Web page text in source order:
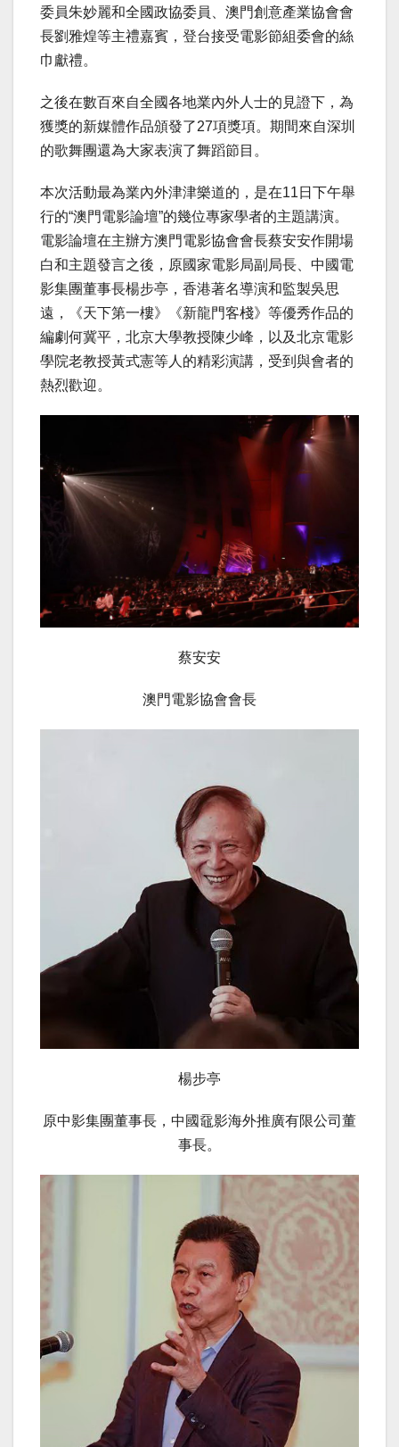
委員朱妙麗和全國政協委員、澳門創意產業協會會
長劉雅煌等主禮嘉賓，登台接受電影節組委會的絲
巾獻禮。
之後在數百來自全國各地業內外人士的見證下，為
獲獎的新媒體作品頒發了27項獎項。期間來自深圳
的歌舞團還為大家表演了舞蹈節目。
本次活動最為業內外津津樂道的，是在11日下午舉
行的“澳門電影論壇”的幾位專家學者的主題講演。
電影論壇在主辦方澳門電影協會會長蔡安安作開場
白和主題發言之後，原國家電影局副局長、中國電
影集團董事長楊步亭，香港著名導演和監製吳思
遠，《天下第一樓》《新龍門客棧》等優秀作品的
編劇何冀平，北京大學教授陳少峰，以及北京電影
學院老教授黃式憲等人的精彩演講，受到與會者的
熱烈歡迎。
蔡安安
澳門電影協會會長
楊步亭
原中影集團董事長，中國黿影海外推廣有限公司董
事長。